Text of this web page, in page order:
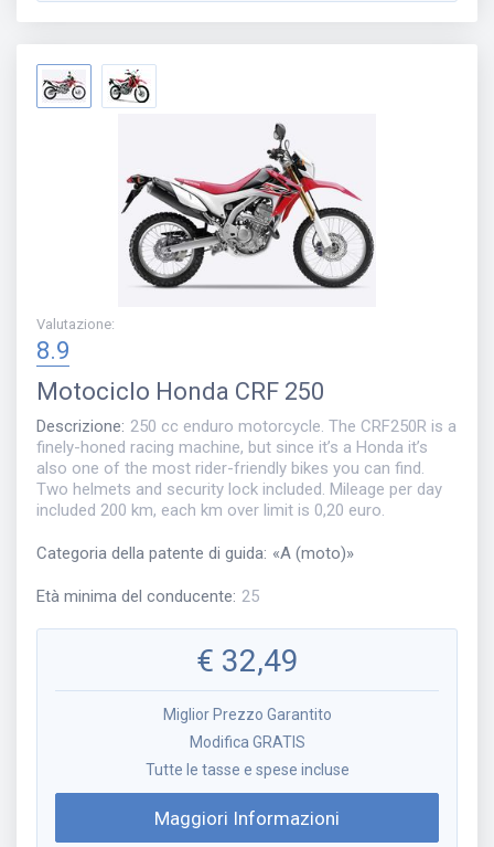
Valutazione:
8.9
Motociclo Honda CRF 250
Descrizione: 250 cc enduro motorcycle. The CRF250R is a
finely-honed racing machine, but since it’s a Honda it’s
also one of the most rider-friendly bikes you can find.
Two helmets and security lock included. Mileage per day
included 200 km, each km over limit is 0,20 euro.
Categoria della patente di guida: «A (moto)»
Età minima del conducente: 25
€ 32,49
Miglior Prezzo Garantito
Modifica GRATIS
Tutte le tasse e spese incluse
Maggiori Informazioni